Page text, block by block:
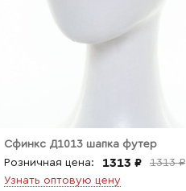
Сфинкс Д1013 шапка футер
Розничная цена:
1313 ₽
1313 ₽
Узнать оптовую цену